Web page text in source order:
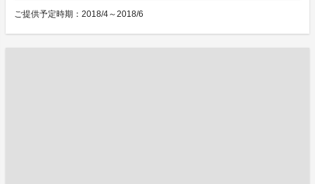
ご提供予定時期：2018/4～2018/6